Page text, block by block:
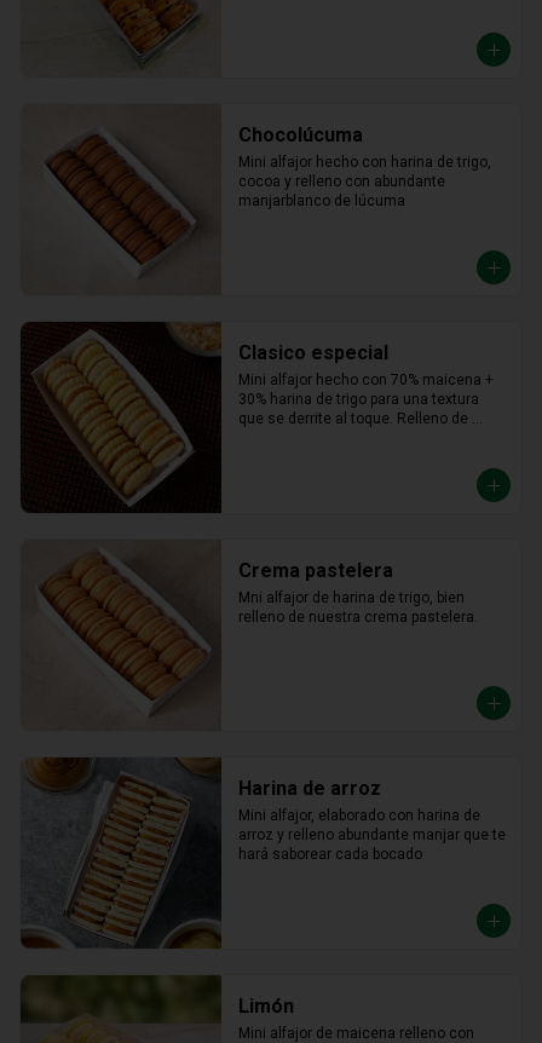
Chocolúcuma
Mini alfajor hecho con harina de trigo,
cocoa y relleno con abundante
manjarblanco de lúcuma
Clasico especial
Mini alfajor hecho con 70% maicena +
30% harina de trigo para una textura
que se derrite al toque. Relleno de
Crema pastelera
Mni alfajor de harina de trigo, bien
relleno de nuestra crema pastelera.
Harina de arroz
Mini alfajor, elaborado con harina de
arroz y relleno abundante manjar que te
hará saborear cada bocado
Limón
Mini alfajor de maicena relleno con